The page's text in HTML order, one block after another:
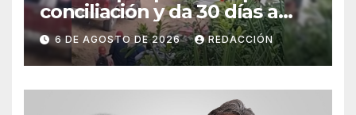
conciliación y da 30 días a
ejidos chiapanecos para
definir situación territorial
6 DE AGOSTO DE 2026 REDACCIÓN